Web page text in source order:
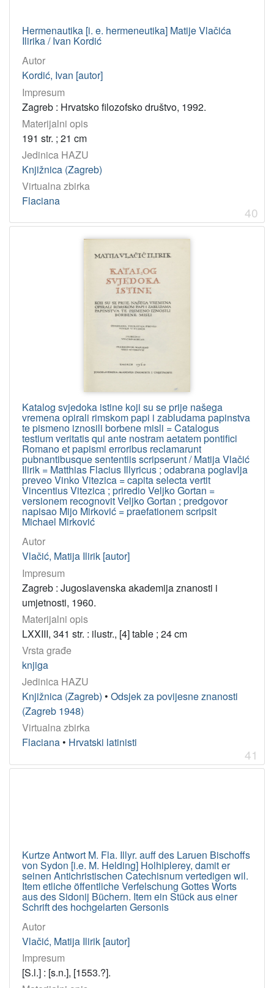
Hermenautika [i. e. hermeneutika] Matije Vlačića
Ilirika / Ivan Kordić
Autor
Kordić, Ivan [autor]
Impresum
Zagreb : Hrvatsko filozofsko društvo, 1992.
Materijalni opis
191 str. ; 21 cm
Jedinica HAZU
Knjižnica (Zagreb)
Virtualna zbirka
Flaciana
40
Katalog svjedoka istine koji su se prije našega
vremena opirali rimskom papi i zabludama papinstva
te pismeno iznosili borbene misli = Catalogus
testium veritatis qui ante nostram aetatem pontifici
Romano et papismi erroribus reclamarunt
pubnantibusque sententiis scripserunt / Matija Vlačić
Ilirik = Matthias Flacius Illyricus ; odabrana poglavlja
preveo Vinko Vitezica = capita selecta vertit
Vincentius Vitezica ; priredio Veljko Gortan =
versionem recognovit Veljko Gortan ; predgovor
napisao Mijo Mirković = praefationem scripsit
Michael Mirković
Autor
Vlačić, Matija Ilirik [autor]
Impresum
Zagreb : Jugoslavenska akademija znanosti i
umjetnosti, 1960.
Materijalni opis
LXXIII, 341 str. : ilustr., [4] table ; 24 cm
Vrsta građe
knjiga
Jedinica HAZU
Knjižnica (Zagreb) • Odsjek za povijesne znanosti
(Zagreb 1948)
Virtualna zbirka
Flaciana • Hrvatski latinisti
41
Kurtze Antwort M. Fla. Illyr. auff des Laruen Bischoffs
von Sydon [i.e. M. Helding] Holhiplerey, damit er
seinen Antichristischen Catechisnum vertedigen wil.
Item etliche öffentliche Verfelschung Gottes Worts
aus des Sidonij Büchern. Item ein Stück aus einer
Schrift des hochgelarten Gersonis
Autor
Vlačić, Matija Ilirik [autor]
Impresum
[S.l.] : [s.n.], [1553.?].